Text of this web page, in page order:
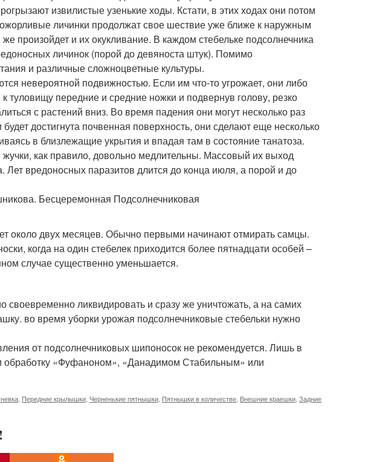
извилистые узенькие ходы. Кстати, в этих ходах они потом
личинки продолжат свое шествие уже ближе к наружным
произойдет и их окукливание. В каждом стебельке подсолнечника
личинок (порой до девяноста штук). Помимо
и различные сложноцветные культуры.
невероятной подвижностью. Если им что-то угрожает, они либо
туловищу передние и средние ножки и подвернув голову, резко
с растений вниз. Во время падения они могут несколько раз
достигнута почвенная поверхность, они сделают еще несколько
в близлежащие укрытия и впадая там в состояние танатоза.
как правило, довольно медлительны. Массовый их выход
Лет вредоносных паразитов длится до конца июля, а порой и до
около двух месяцев. Обычно первыми начинают отмирать самцы.
когда на один стебелек приходится более пятнадцати особей –
случае существенно уменьшается.
своевременно ликвидировать и сразу же уничтожать, а на самих
во время уборки урожая подсолнечниковые стебельки нужно
от подсолнечниковых шипоносок не рекомендуется. Лишь в
обработку «Фуфаноном», «Данадимом Стабильным» или
Передние крылышки Черненькие пятнышки Пятнышки в количестве Внешние краешки Задние